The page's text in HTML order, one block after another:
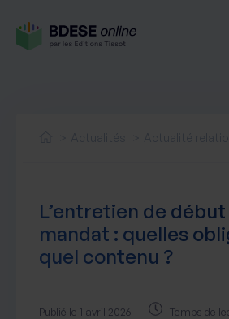
Actualités produit
Notre newsletter
Nos webinaires
Nos accompagnements
L’entretien de
mandat : quelles
quel contenu ?
Publié le 1 avril 2026 Temps de